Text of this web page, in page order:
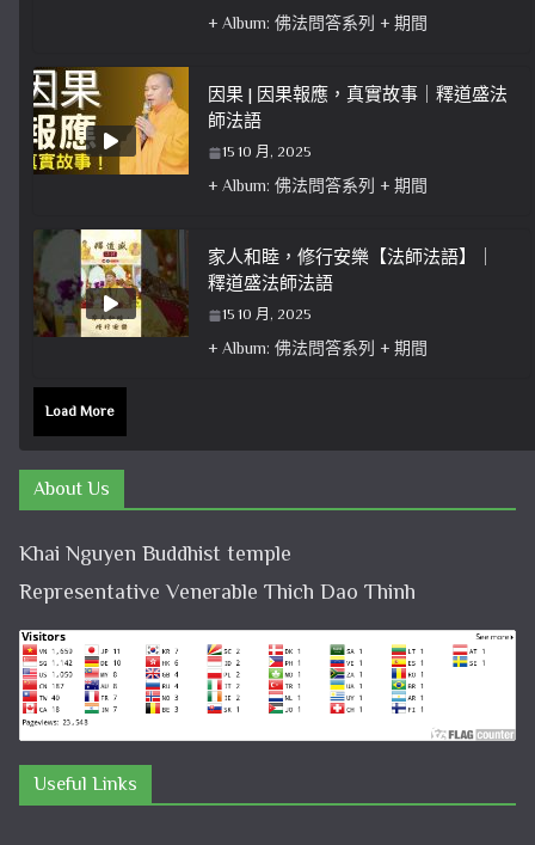
+ Album: 佛法問答系列 + 期間
因果 | 因果報應，真實故事｜釋道盛法
師法語
15 10 月, 2025
+ Album: 佛法問答系列 + 期間
家人和睦，修行安樂【法師法語】｜
釋道盛法師法語
15 10 月, 2025
+ Album: 佛法問答系列 + 期間
Load More
About Us
Khai Nguyen Buddhist temple
Representative Venerable Thich Dao Thinh
Useful Links